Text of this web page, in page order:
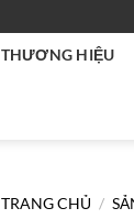
THƯƠNG HIỆU
TRANG CHỦ /